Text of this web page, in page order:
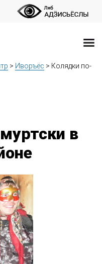
> Иворъёс > Колядки по-
в